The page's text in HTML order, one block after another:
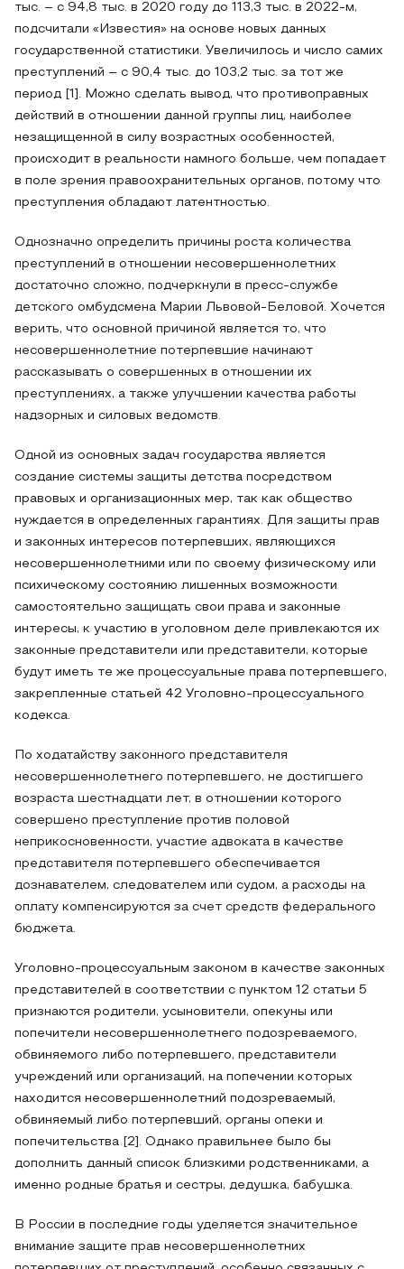
тыс. – с 94,8 тыс. в 2020 году до 113,3 тыс. в 2022-м,
подсчитали «Известия» на основе новых данных
государственной статистики. Увеличилось и число самих
преступлений – с 90,4 тыс. до 103,2 тыс. за тот же
период [1]. Можно сделать вывод, что противоправных
действий в отношении данной группы лиц, наиболее
незащищенной в силу возрастных особенностей,
происходит в реальности намного больше, чем попадает
в поле зрения правоохранительных органов, потому что
преступления обладают латентностью.
Однозначно определить причины роста количества
преступлений в отношении несовершеннолетних
достаточно сложно, подчеркнули в пресс-службе
детского омбудсмена Марии Львовой-Беловой. Хочется
верить, что основной причиной является то, что
несовершеннолетние потерпевшие начинают
рассказывать о совершенных в отношении их
преступлениях, а также улучшении качества работы
надзорных и силовых ведомств.
Одной из основных задач государства является
создание системы защиты детства посредством
правовых и организационных мер, так как общество
нуждается в определенных гарантиях. Для защиты прав
и законных интересов потерпевших, являющихся
несовершеннолетними или по своему физическому или
психическому состоянию лишенных возможности
самостоятельно защищать свои права и законные
интересы, к участию в уголовном деле привлекаются их
законные представители или представители, которые
будут иметь те же процессуальные права потерпевшего,
закрепленные статьей 42 Уголовно-процессуального
кодекса.
По ходатайству законного представителя
несовершеннолетнего потерпевшего, не достигшего
возраста шестнадцати лет, в отношении которого
совершено преступление против половой
неприкосновенности, участие адвоката в качестве
представителя потерпевшего обеспечивается
дознавателем, следователем или судом, а расходы на
оплату компенсируются за счет средств федерального
бюджета.
Уголовно-процессуальным законом в качестве законных
представителей в соответствии с пунктом 12 статьи 5
признаются родители, усыновители, опекуны или
попечители несовершеннолетнего подозреваемого,
обвиняемого либо потерпевшего, представители
учреждений или организаций, на попечении которых
находится несовершеннолетний подозреваемый,
обвиняемый либо потерпевший, органы опеки и
попечительства [2]. Однако правильнее было бы
дополнить данный список близкими родственниками, а
именно родные братья и сестры, дедушка, бабушка.
В России в последние годы уделяется значительное
внимание защите прав несовершеннолетних